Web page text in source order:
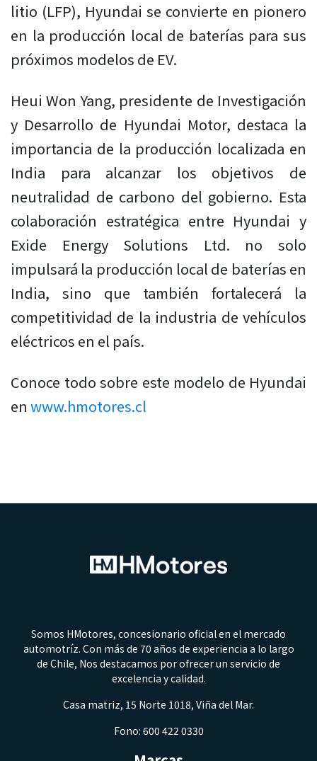
litio (LFP), Hyundai se convierte en pionero
en la producción local de baterías para sus
próximos modelos de EV.
Heui Won Yang, presidente de Investigación
y Desarrollo de Hyundai Motor, destaca la
importancia de la producción localizada en
India para alcanzar los objetivos de
neutralidad de carbono del gobierno. Esta
colaboración estratégica entre Hyundai y
Exide Energy Solutions Ltd. no solo
impulsará la producción local de baterías en
India, sino que también fortalecerá la
competitividad de la industria de vehículos
eléctricos en el país.
Conoce todo sobre este modelo de Hyundai
en www.hmotores.cl
Somos HMotores, concesionario oficial en el mercado
automotríz. Con más de 70 años de experiencia a lo largo
de Chile, Nos destacamos por ofrecer un servicio de
excelencia y calidad.
Casa matriz, 15 Norte 1018, Viña del Mar.
Fono: 600 422 0330